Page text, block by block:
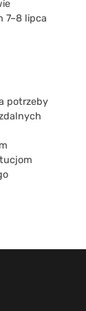
7–8 lipca
potrzeby